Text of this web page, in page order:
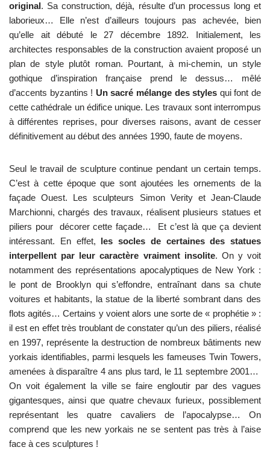
original. Sa construction, déjà, résulte d’un processus long et
laborieux… Elle n’est d’ailleurs toujours pas achevée, bien
qu’elle ait débuté le 27 décembre 1892. Initialement, les
architectes responsables de la construction avaient proposé un
plan de style plutôt roman. Pourtant, à mi-chemin, un style
gothique d’inspiration française prend le dessus… mêlé
d’accents byzantins ! Un sacré mélange des styles qui font de
cette cathédrale un édifice unique. Les travaux sont interrompus
à différentes reprises, pour diverses raisons, avant de cesser
définitivement au début des années 1990, faute de moyens.
Seul le travail de sculpture continue pendant un certain temps.
C’est à cette époque que sont ajoutées les ornements de la
façade Ouest. Les sculpteurs Simon Verity et Jean-Claude
Marchionni, chargés des travaux, réalisent plusieurs statues et
piliers pour décorer cette façade… Et c’est là que ça devient
intéressant. En effet, les socles de certaines des statues
interpellent par leur caractère vraiment insolite. On y voit
notamment des représentations apocalyptiques de New York :
le pont de Brooklyn qui s’effondre, entraînant dans sa chute
voitures et habitants, la statue de la liberté sombrant dans des
flots agités… Certains y voient alors une sorte de « prophétie » :
il est en effet très troublant de constater qu’un des piliers, réalisé
en 1997, représente la destruction de nombreux bâtiments new
yorkais identifiables, parmi lesquels les fameuses Twin Towers,
amenées à disparaître 4 ans plus tard, le 11 septembre 2001…
On voit également la ville se faire engloutir par des vagues
gigantesques, ainsi que quatre chevaux furieux, possiblement
représentant les quatre cavaliers de l’apocalypse… On
comprend que les new yorkais ne se sentent pas très à l’aise
face à ces sculptures !